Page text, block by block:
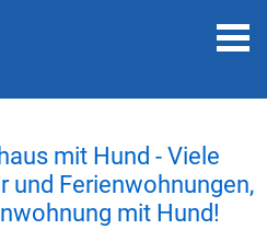
mit Hund - Viele
und Ferienwohnungen,
mit Hund!